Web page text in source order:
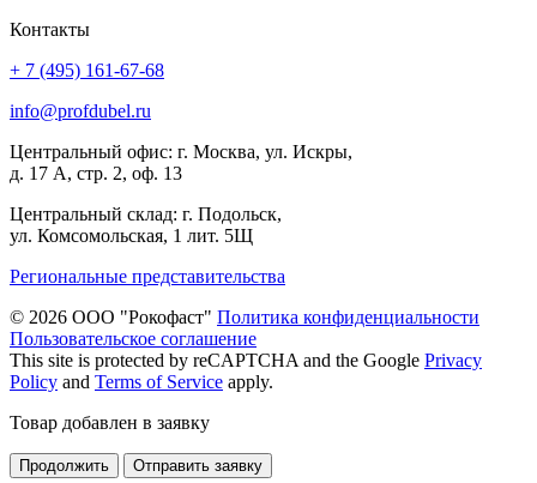
Контакты
+ 7 (495) 161-67-68
info@profdubel.ru
Центральный офис: г. Москва, ул. Искры,
д. 17 А, стр. 2, оф. 13
Центральный склад: г. Подольск,
ул. Комсомольская, 1 лит. 5Щ
Региональные представительства
© 2026 ООО "Рокофаст" Политика конфиденциальности
Пользовательское соглашение
This site is protected by reCAPTCHA and the Google Privacy
Policy and Terms of Service apply.
Товар добавлен в заявку
Продолжить Отправить заявку